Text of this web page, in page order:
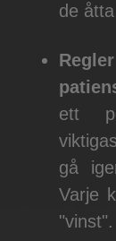
de
ett
gå
Varje
"vinst".